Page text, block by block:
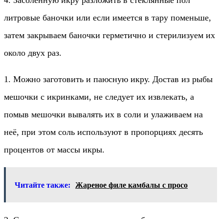
литровые баночки или если имеется в тару поменьше,
затем закрываем баночки герметично и стерилизуем их
около двух раз.
1. Можно заготовить и паюсную икру. Достав из рыбы
мешочки с икринками, не следует их извлекать, а
помыв мешочки вывалять их в соли и улаживаем на
неё, при этом соль используют в пропорциях десять
процентов от массы икры.
Читайте также: Жареное филе камбалы с просо